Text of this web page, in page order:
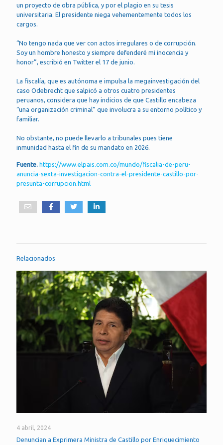
un proyecto de obra pública, y por el plagio en su tesis
universitaria. El presidente niega vehementemente todos los
cargos.
“No tengo nada que ver con actos irregulares o de corrupción.
Soy un hombre honesto y siempre defenderé mi inocencia y
honor”, escribió en Twitter el 17 de junio.
La fiscalía, que es autónoma e impulsa la megainvestigación del
caso Odebrecht que salpicó a otros cuatro presidentes
peruanos, considera que hay indicios de que Castillo encabeza
“una organización criminal” que involucra a su entorno político y
familiar.
No obstante, no puede llevarlo a tribunales pues tiene
inmunidad hasta el fin de su mandato en 2026.
Fuente. https://www.elpais.com.co/mundo/fiscalia-de-peru-
anuncia-sexta-investigacion-contra-el-presidente-castillo-por-
presunta-corrupcion.html
Relacionados
4 abril, 2024
Denuncian a Exprimera Ministra de Castillo por Enriquecimiento